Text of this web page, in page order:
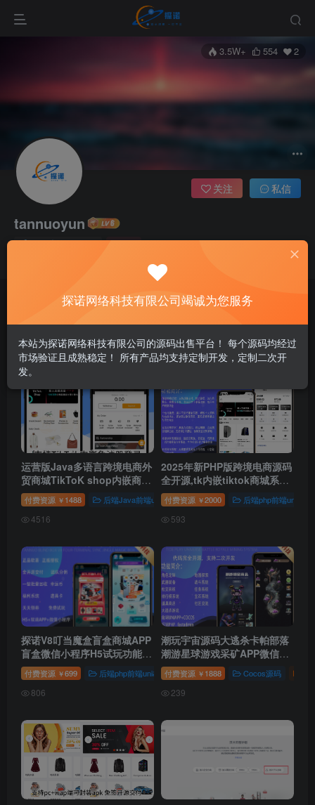
3.5W+ 554 2
tannuoyun
9枚徽章 管理员
人生一定要有爱，有快乐，有梦想
关注 私信
收藏 0 粉丝 2
发布 29 排序
运营版Java多语言跨境电商外
贸商城TikToK shop内嵌商城
商家入驻一键铺货完整源码带
搭建教程
付费资源 ￥ 1488 后端Java前端uni&vue 开发语言分类
4516
2025年新PHP版跨境电商源码
全开源,tk内嵌tiktok商城系统,
商家入驻,一键铺货修复bug运
营级
付费资源 ￥2000 后端php前端uni&vue
593
探诺V8叮当魔盒盲盒商城APP
盲盒微信小程序H5试玩功能多
级分销官方/码易支付管理平台
付费资源 ￥699 后端php前端uni&vue 微信公众号 微信小程序
806
潮玩宇宙源码大逃杀卡帕部落
潮游星球游戏采矿APP微信小
程序商城管理分销系统支持内
嵌付费资源 ￥ 1888 Cocos源码
239
探诺网络科技有限公司竭诚为您服务
本站为探诺网络科技有限公司的源码出售平台！ 每个源码均经过
市场验证且成熟稳定！ 所有产品均支持定制开发，定制二次开
发。